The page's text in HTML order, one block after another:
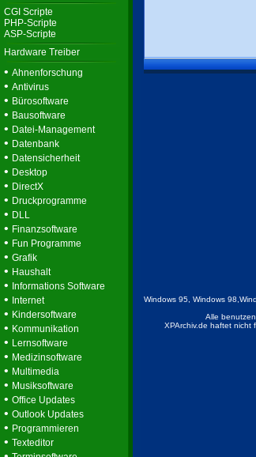
CGI Scripte
PHP-Scripte
ASP-Scripte
Hardware Treiber
• Ahnenforschung
• Antivirus
• Bürosoftware
• Bausoftware
• Datei-Management
• Datenbank
• Datensicherheit
• Desktop
• DirectX
• Druckprogramme
• DLL
• Finanzsoftware
• Fun Programme
• Grafik
• Haushalt
• Informations Software
• Internet
• Kindersoftware
• Kommunikation
• Lernsoftware
• Medizinsoftware
• Multimedia
• Musiksoftware
• Office Updates
• Outlook Updates
• Programmieren
• Texteditor
Windows 95, Windows
Alle
XPArchiv.de haftet nicht